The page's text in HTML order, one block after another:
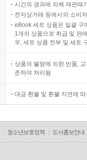
시간의 경과에 의해 재판매
전자상거래 등에서의 소비
eBook 세트 상품은 일괄 구
1개의 상품으로 취급 및 판
우, 세트 상품 전부 및 세트
상품의 불량에 의한 반품,
준하여 처리됨
대금 환불 및 환불 지연에
청소년보호정책 도서홍보안내